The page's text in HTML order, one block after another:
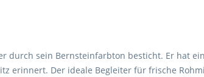
durch sein Bernsteinfarbton besticht. Er hat
erinnert. Der ideale Begleiter für frische